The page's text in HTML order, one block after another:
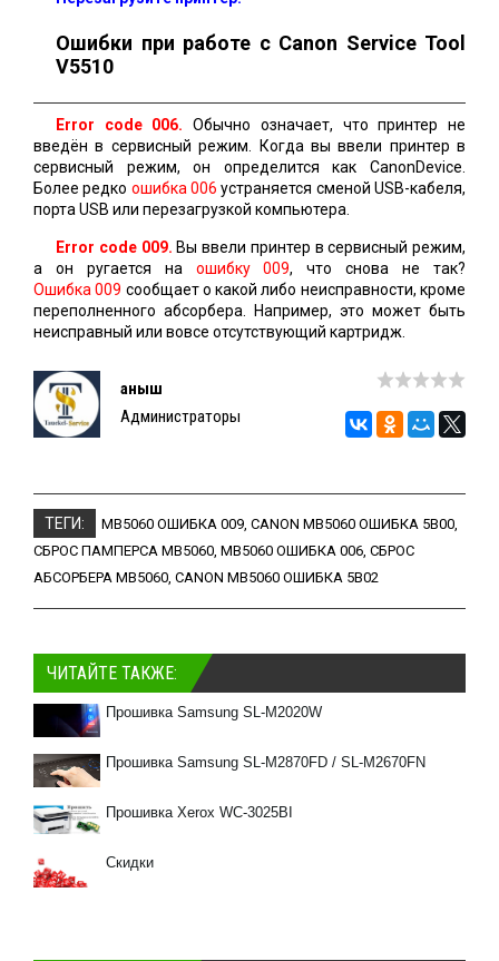
Ошибки при работе с Canon Service Tool
V5510
Error code 006. Обычно означает, что принтер не
введён в сервисный режим. Когда вы ввели принтер в
сервисный режим, он определится как CanonDevice.
Более редко ошибка 006 устраняется сменой USB-кабеля,
порта USB или перезагрузкой компьютера.
Error code 009. Вы ввели принтер в сервисный режим,
а он ругается на ошибку 009, что снова не так?
Ошибка 009 сообщает о какой либо неисправности, кроме
переполненного абсорбера. Например, это может быть
неисправный или вовсе отсутствующий картридж.
Қаныш
Администраторы
ТЕГИ: MB5060 ОШИБКА 009, CANON MB5060 ОШИБКА 5B00,
СБРОС ПАМПЕРСА MB5060, MB5060 ОШИБКА 006, СБРОС
АБСОРБЕРА MB5060, CANON MB5060 ОШИБКА 5B02
ЧИТАЙТЕ ТАКЖЕ:
Прошивка Samsung SL-M2020W
Прошивка Samsung SL-M2870FD / SL-M2670FN
Прошивка Xerox WC-3025BI
Скидки